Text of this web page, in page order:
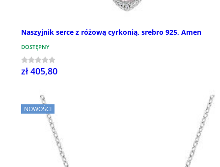
Naszyjnik serce z różową cyrkonią, srebro 925, Amen
DOSTĘPNY
zł 405,80
NOWOŚCI